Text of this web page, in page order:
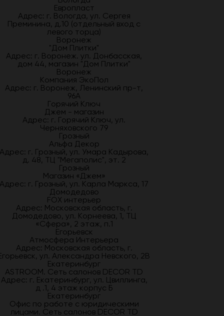
Европласт
Адрес: г. Вологда, ул. Сергея
Преминина, д.10 (отдельный вход с
левого торца)
Воронеж
"Дом Плитки"
Адрес: г. Воронеж. ул. Донбасская,
дом 44, магазин "Дом Плитки"
Воронеж
Компания ЭкоПол
Адрес: г. Воронеж, Ленинский пр-т,
96А
Горячий Ключ
Джем - магазин
Адрес: г. Горячий Ключ, ул.
Черняховского 79
Грозный
Альфа Декор
Адрес: г. Грозный, ул. Умара Кадырова,
д. 48, ТЦ "Мегаполис", эт. 2
Грозный
Магазин «Джем»
Адрес: г. Грозный, ул. Карла Маркса, 17
Домодедово
FOX интерьер
Адрес: Московская область, г.
Домодедово, ул. Корнеева, 1, ТЦ
«Сфера», 2 этаж, п.1
Егорьевск
Атмосфера Интерьера
Адрес: Московская область, г.
ул. Александра Невского, 2В
Екатеринбург
ASTROOM. Сеть салонов DECOR TD
Адрес: г. Екатеринбург, ул. Цвиллинга,
д .1, 4 этаж корпус Б
Екатеринбург
Офис по работе с юридическими
лицами. Сеть салонов DECOR TD